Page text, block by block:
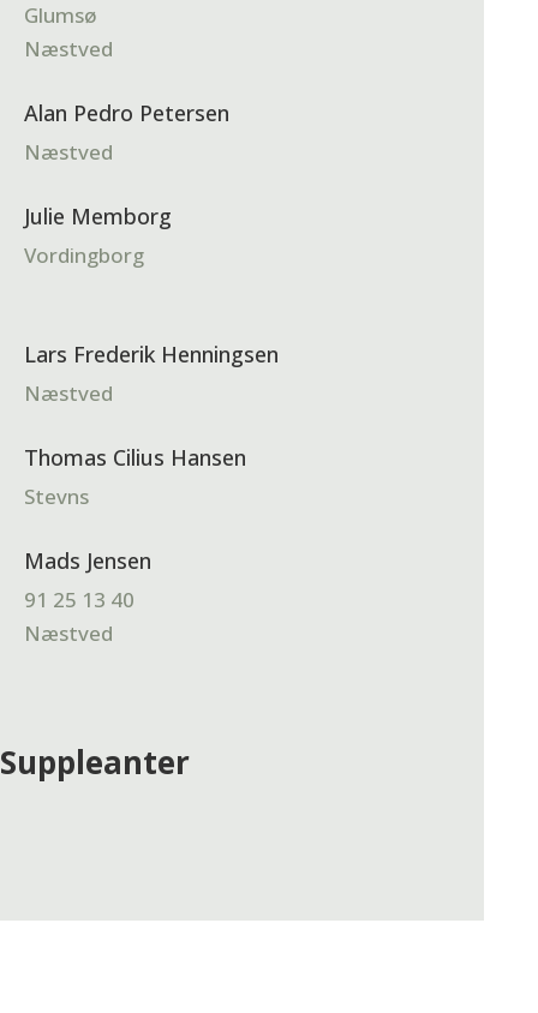
Glumsø
Næstved
Alan Pedro Petersen
Næstved
Julie Memborg
Vordingborg
Lars Frederik Henningsen
Næstved
Thomas Cilius Hansen
Stevns
Mads Jensen
91 25 13 40
Næstved
Suppleanter